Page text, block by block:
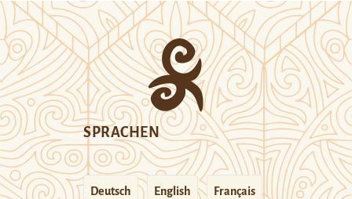
SPRACHEN
Deutsch English Français